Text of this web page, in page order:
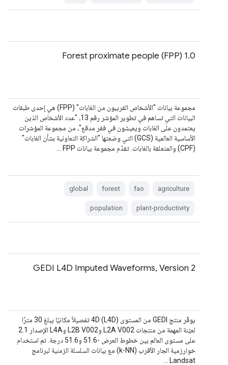
Forest proximate people (FPP) 1.0
مجموعة بيانات "الأشخاص القريبون من الغابات" (FPP) هي إحدى طبقات
البيانات التي تساهم في تطوير المؤشر رقم 13، "عدد الأشخاص الذين
يعتمدون على الغابات ويعيشون في فقر مدقع"، من مجموعة المؤشرات
الأساسية العالمية (GCS) التي وضعتها "الشراكة التعاونية بشأن الغابات"
(CPF) والمتعلقة بالغابات. تقدّم مجموعة بيانات FPP …
agriculture
fao
forest
global
plant-productivity
population
GEDI L4D Imputed Waveforms, Version 2
يوفّر منتج GEDI من المستوى 4D (L4D) تفصيلاً مكانيًا يبلغ 30 مترًا
لعيّنة المهمة من منتجات L2A V002 وL2B V002 وL4A الإصدار 2.1
على مستوى العالم بين خطوط العرض -51.6 و51.6 درجة. تم استخدام
خوارزمية الجار الأقرب (k-NN) مع بيانات السلسلة الزمنية لبرنامج
Landsat …